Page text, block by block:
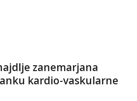
zanemarjana
kardio-vaskularne